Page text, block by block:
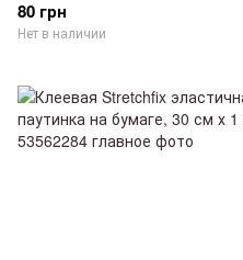
Freudenberg 53562285
80 грн
Нет в наличии